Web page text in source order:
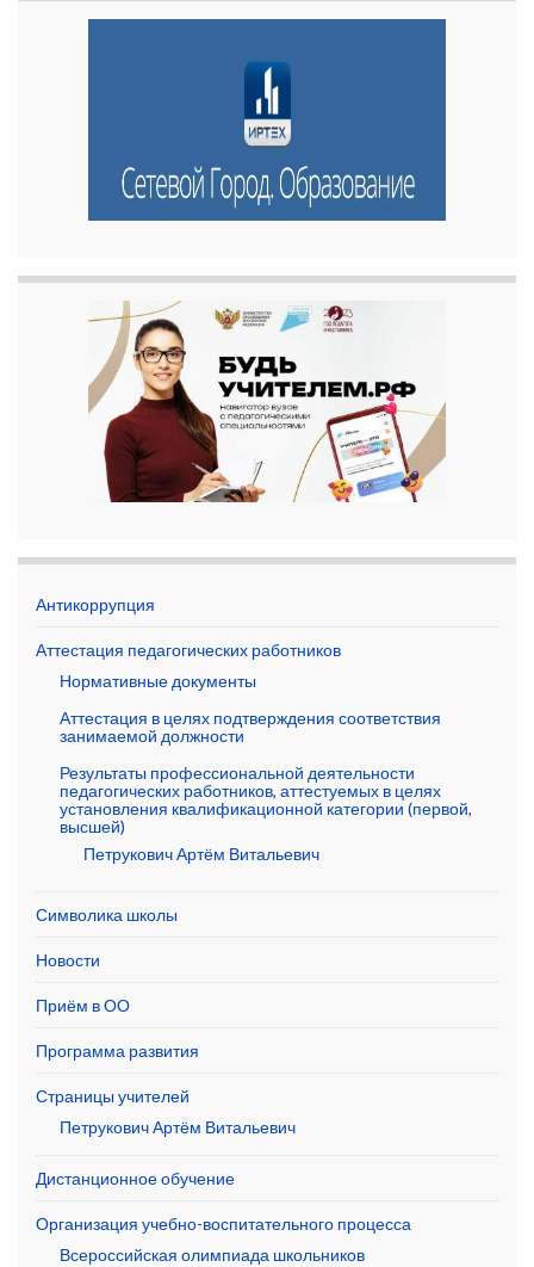
Антикоррупция
Аттестация педагогических работников
Нормативные документы
Аттестация в целях подтверждения соответствия
занимаемой должности
Результаты профессиональной деятельности
педагогических работников, аттестуемых в целях
установления квалификационной категории (первой,
высшей)
Петрукович Артём Витальевич
Символика школы
Новости
Приём в ОО
Программа развития
Страницы учителей
Петрукович Артём Витальевич
Дистанционное обучение
Организация учебно-воспитательного процесса
Всероссийская олимпиада школьников